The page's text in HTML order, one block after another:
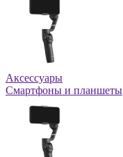
Аксессуары
Смартфоны и планшеты